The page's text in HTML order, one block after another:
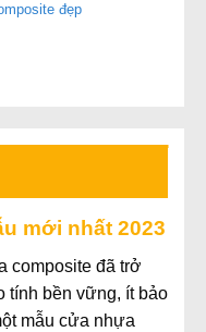
đẹp
mới nhất 2023
composite đã trở
tính bền vững, ít bảo
mẫu cửa nhựa